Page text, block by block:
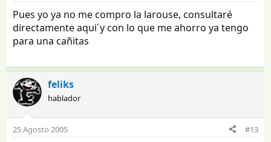
Pues yo ya no me compro la larouse, consultaré
directamente aqui´y con lo que me ahorro ya tengo
para una cañitas
feliks
hablador
25 Agosto 2005 #13